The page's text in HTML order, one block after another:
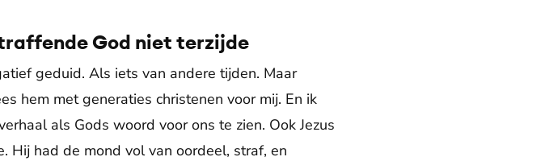
God niet terzijde
geduid. Als iets van andere tijden. Maar
hem met generaties christenen voor mij. En ik
als Gods woord voor ons te zien. Ook Jezus
Hij had de mond vol van oordeel, straf, en